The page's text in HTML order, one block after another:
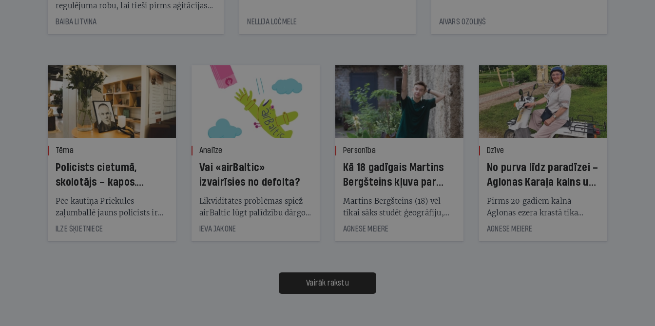
regulējuma robu, lai tieši pirms aģitācijas
starta izreklamētos par summu, kas
BAIBA LITVINA NELLIJA LOČMELE AIVARS OZOLIŅŠ
Tēma
Policists cietumā,
skolotājs – kapos.
Reibuma cena Priekulē
Pēc kautiņa Priekules
zaļumballē jauns policists ir
nonācis cietumā, bet
cienījams pedagogs — kapos.
ILZE ŠĶIETNIECE
Analīze
Vai «airBaltic»
izvairīsies no defolta?
Likviditātes problēmas spiež
airBaltic lūgt palīdzību dārgo
obligāciju turētājiem, taču
samaksāt augstos procentus,
kas jāpārskaita jau trīs dienas
pirms nākamās sapulces
IEVA JAKONE
Personība
Kā 18 gadīgais Martins
Bergšteins kļuva par
laika ziņu seju?
Martins Bergšteins (18) vēl
tikai sāks studēt ģeogrāfiju,
bet viņa sacītajam jau uzticas
uzcītīga darba, mammas
atbalsts un drosme turpināt
meteovērojumus arī tad, kad
AGNESE MEIERE
Dzīve
No purva līdz paradīzei –
Aglonas Karaļa kalns un
tā radītāji
Pirms 20 gadiem kalnā
Aglonas ezera krastā tika
uzstādītas pirmās koka
AGNESE MEIERE
Vairāk rakstu